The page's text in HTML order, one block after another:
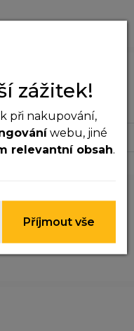
Hodnota
Ano
zážitek!
při nakupování,
webu, jiné
relevantní obsah.
webu a nelze je
web. Díky nim
Příjmout vše